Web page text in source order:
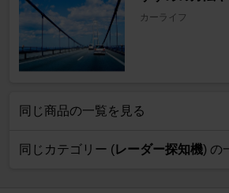
カーライフ
同じ商品の一覧を見る
同じカテゴリー (レーダー探知機) の